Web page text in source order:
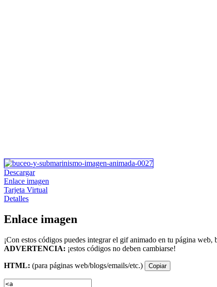
Descargar
Enlace imagen
Tarjeta Virtual
Detalles
Enlace imagen
¡Con estos códigos puedes integrar el gif animado en tu página web,
ADVERTENCIA: ¡estos códigos no deben cambiarse!
HTML: (para páginas web/blogs/emails/etc.) Copiar